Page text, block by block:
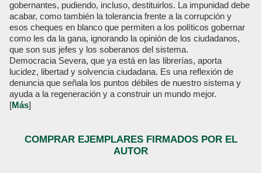
gobernantes, pudiendo, incluso, destituirlos. La impunidad debe
acabar, como también la tolerancia frente a la corrupción y
esos cheques en blanco que permiten a los políticos gobernar
como les da la gana, ignorando la opinión de los ciudadanos,
que son sus jefes y los soberanos del sistema.
Democracia Severa, que ya está en las librerías, aporta
lucidez, libertad y solvencia ciudadana. Es una reflexión de
denuncia que señala los puntos débiles de nuestro sistema y
ayuda a la regeneración y a construir un mundo mejor.
[Más]
COMPRAR EJEMPLARES FIRMADOS POR EL
AUTOR